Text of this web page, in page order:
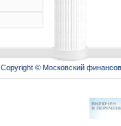
Copyright © Московский